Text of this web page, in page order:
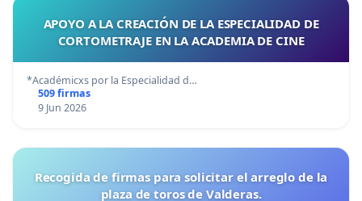
APOYO A LA CREACIÓN DE LA ESPECIALIDAD DE
CORTOMETRAJE EN LA ACADEMIA DE CINE
*Académicxs por la Especialidad d…
509 firmas
9 Jun 2026
Recogida de firmas para solicitar el arreglo de la
plaza de toros de Valderas.